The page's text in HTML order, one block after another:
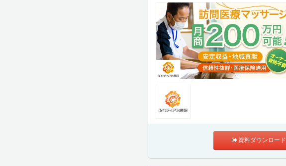
資料ダウンロード